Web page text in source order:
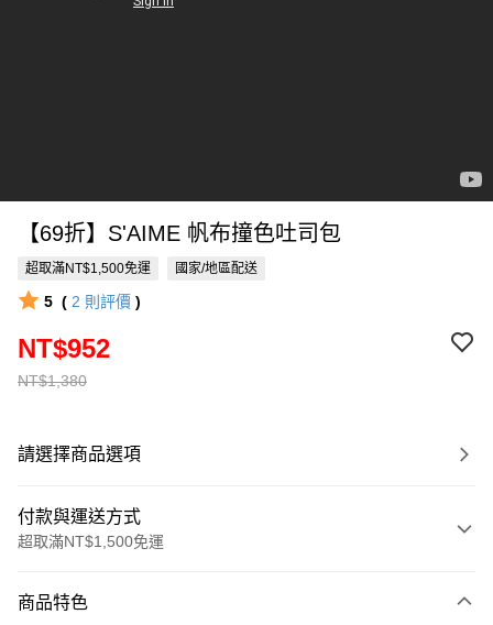
【69折】S'AIME 帆布撞色吐司包
超取滿NT$1,500免運 國家/地區配送
5 ( 2 則評價 )
NT$1,380
NT$952
請選擇商品選項
付款與運送方式
超取滿NT$1,500免運
信用卡一次付款
商品特色